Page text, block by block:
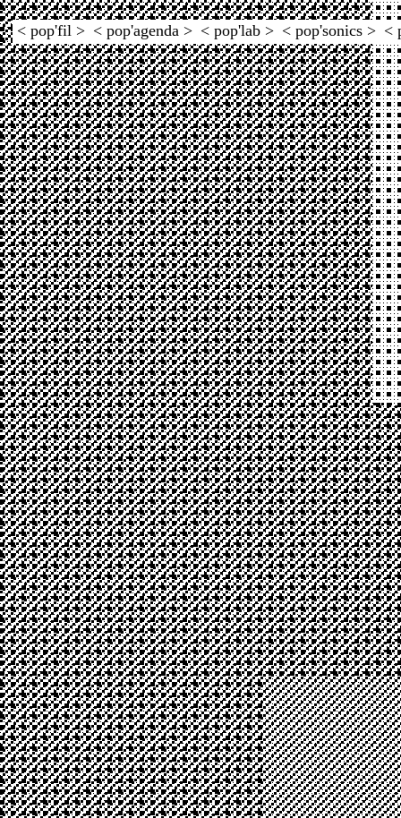
< pop'fil > < pop'agenda > < pop'lab > < pop'sonics > <